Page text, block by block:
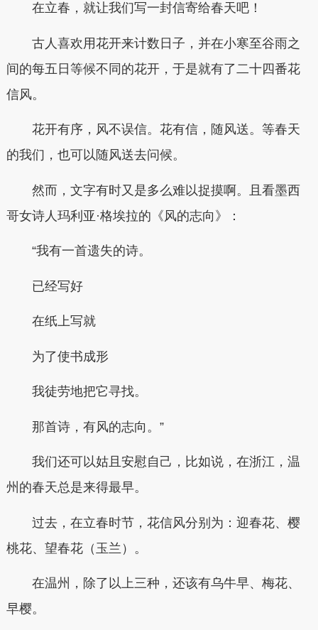
在立春，就让我们写一封信寄给春天吧！
古人喜欢用花开来计数日子，并在小寒至谷雨之
间的每五日等候不同的花开，于是就有了二十四番花
信风。
花开有序，风不误信。花有信，随风送。等春天
的我们，也可以随风送去问候。
然而，文字有时又是多么难以捉摸啊。且看墨西
哥女诗人玛利亚·格埃拉的《风的志向》：
“我有一首遗失的诗。
已经写好
在纸上写就
为了使书成形
我徒劳地把它寻找。
那首诗，有风的志向。”
我们还可以姑且安慰自己，比如说，在浙江，温
州的春天总是来得最早。
过去，在立春时节，花信风分别为：迎春花、樱
桃花、望春花（玉兰）。
在温州，除了以上三种，还该有乌牛早、梅花、
早樱。